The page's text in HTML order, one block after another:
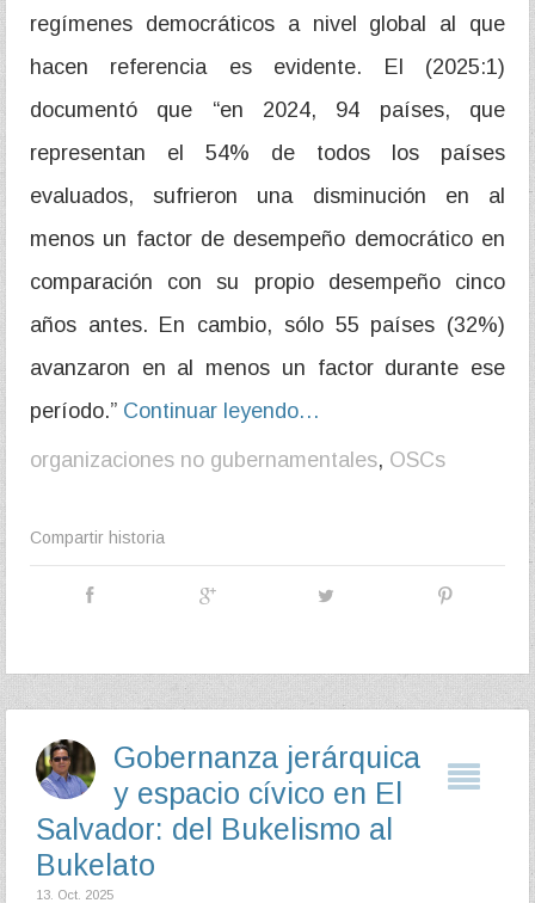
regímenes democráticos a nivel global al que
hacen referencia es evidente. El (2025:1)
documentó que “en 2024, 94 países, que
representan el 54% de todos los países
evaluados, sufrieron una disminución en al
menos un factor de desempeño democrático en
comparación con su propio desempeño cinco
años antes. En cambio, sólo 55 países (32%)
avanzaron en al menos un factor durante ese
período.” Continuar leyendo…
organizaciones no gubernamentales, OSCs
Compartir historia
Gobernanza jerárquica
y espacio cívico en El
Salvador: del Bukelismo al
Bukelato
13. Oct. 2025